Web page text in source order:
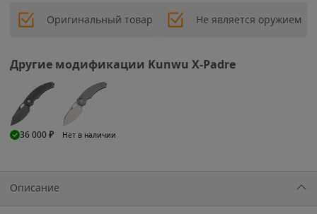
Оригинальный товар Не является оружием
Другие модификации Kunwu X-Padre
36 000₽ Нет в наличии
Описание